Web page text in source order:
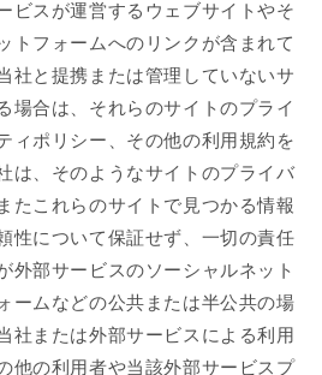
ビスが運営するウェブサイトやそ
トフォームへのリンクが含まれて
社と提携または管理していないサ
場合は、それらのサイトのプライ
ィポリシー、その他の利用規約を
は、そのようなサイトのプライバ
たこれらのサイトで見つかる情報
性について保証せず、一切の責任
外部サービスのソーシャルネット
ームなどの公共または半公共の場
社または外部サービスによる利用
他の利用者や当該外部サービスプ